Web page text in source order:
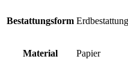
Bestattungsform
Material Papier